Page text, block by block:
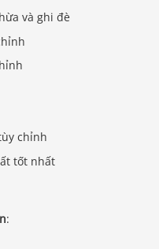
và ghi đè
chỉnh
tốt nhất
: